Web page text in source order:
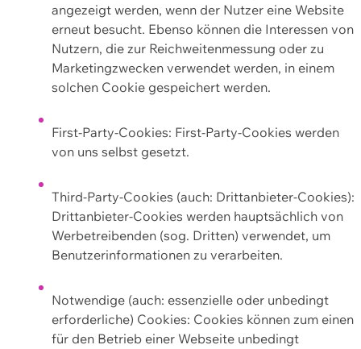
angezeigt werden, wenn der Nutzer eine Website
erneut besucht. Ebenso können die Interessen von
Nutzern, die zur Reichweitenmessung oder zu
Marketingzwecken verwendet werden, in einem
solchen Cookie gespeichert werden.
First-Party-Cookies: First-Party-Cookies werden
von uns selbst gesetzt.
Third-Party-Cookies (auch: Drittanbieter-Cookies):
Drittanbieter-Cookies werden hauptsächlich von
Werbetreibenden (sog. Dritten) verwendet, um
Benutzerinformationen zu verarbeiten.
Notwendige (auch: essenzielle oder unbedingt
erforderliche) Cookies: Cookies können zum einen
für den Betrieb einer Webseite unbedingt